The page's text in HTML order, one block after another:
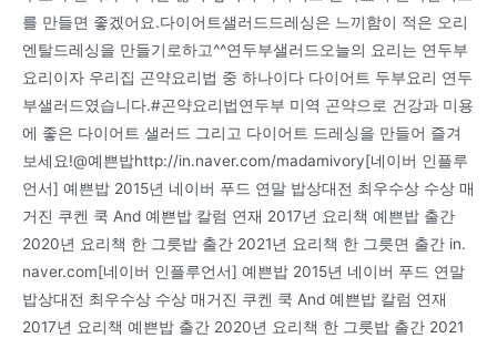
를 만들면 좋겠어요.다이어트샐러드드레싱은 느끼함이 적은 오리
엔탈드레싱을 만들기로하고^^연두부샐러드오늘의 요리는 연두부
요리이자 우리집 곤약요리법 중 하나이다 다이어트 두부요리 연두
부샐러드였습니다.#곤약요리법연두부 미역 곤약으로 건강과 미용
에 좋은 다이어트 샐러드 그리고 다이어트 드레싱을 만들어 즐겨
보세요!@예쁜밥http://in.naver.com/madamivory[네이버 인플루
언서] 예쁜밥 2015년 네이버 푸드 연말 밥상대전 최우수상 수상 매
거진 쿠켄 쿡 And 예쁜밥 칼럼 연재 2017년 요리책 예쁜밥 출간
2020년 요리책 한 그릇밥 출간 2021년 요리책 한 그릇면 출간 in.
naver.com[네이버 인플루언서] 예쁜밥 2015년 네이버 푸드 연말
밥상대전 최우수상 수상 매거진 쿠켄 쿡 And 예쁜밥 칼럼 연재
2017년 요리책 예쁜밥 출간 2020년 요리책 한 그릇밥 출간 2021